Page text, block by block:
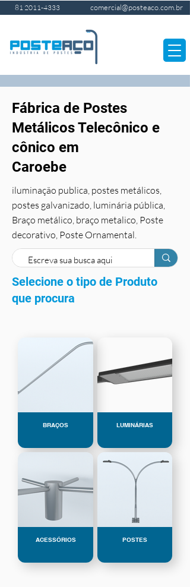
81 2011-4333 comercial@posteaco.com.br
Fábrica de Postes
Metálicos Telecônico e
cônico em
Caroebe
iluminação publica, postes metálicos,
postes galvanizado, luminária pública,
Braço metálico, braço metalico, Poste
decorativo, Poste Ornamental.
Selecione o tipo de Produto
que procura
BRAÇOS LUMINÁRIAS
ACESSÓRIOS POSTES